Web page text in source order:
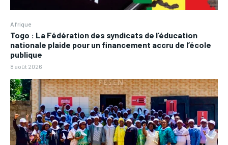
Afrique
Togo : La Fédération des syndicats de l’éducation
nationale plaide pour un financement accru de l’école
publique
8 août 2026